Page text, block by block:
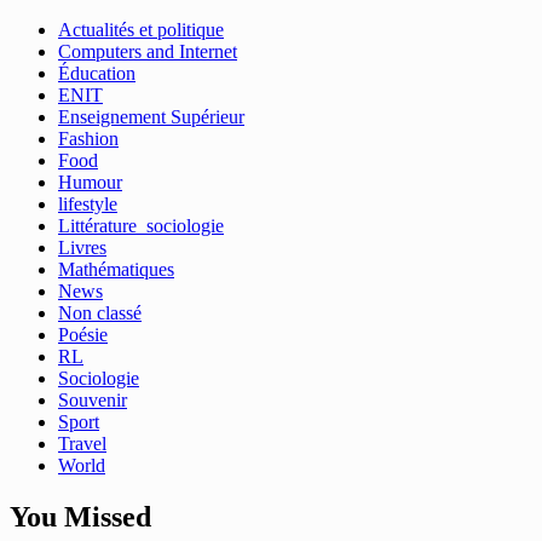
Actualités et politique
Computers and Internet
Éducation
ENIT
Enseignement Supérieur
Fashion
Food
Humour
lifestyle
Littérature_sociologie
Livres
Mathématiques
News
Non classé
Poésie
RL
Sociologie
Souvenir
Sport
Travel
World
You Missed